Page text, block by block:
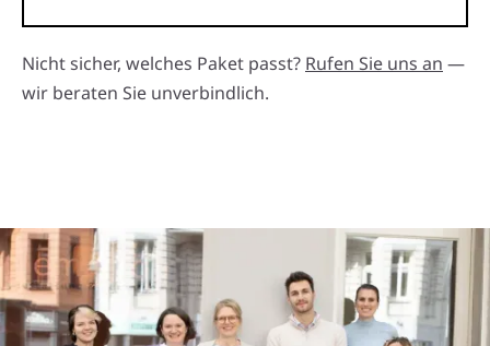
Nicht sicher, welches Paket passt? Rufen Sie uns an —
wir beraten Sie unverbindlich.